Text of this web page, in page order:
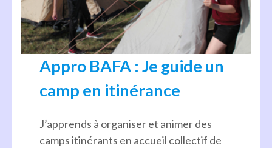
Appro BAFA : Je guide un
camp en itinérance
J’apprends à organiser et animer des
camps itinérants en accueil collectif de